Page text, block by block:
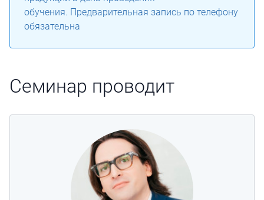
обучения. Предварительная запись по телефону
обязательна
Семинар проводит